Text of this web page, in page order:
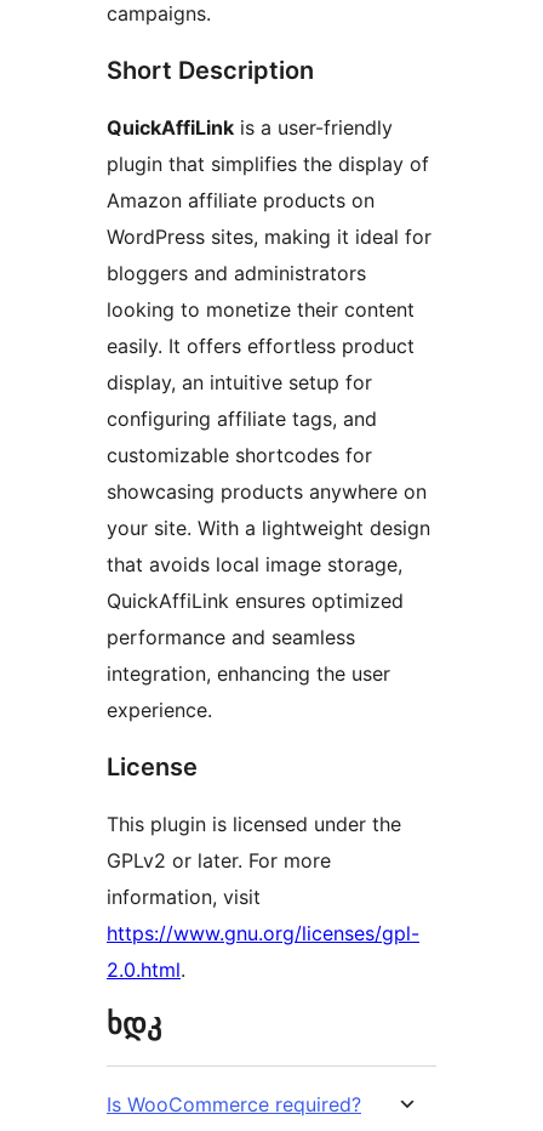
campaigns.
Short Description
QuickAffiLink is a user-friendly
plugin that simplifies the display of
Amazon affiliate products on
WordPress sites, making it ideal for
bloggers and administrators
looking to monetize their content
easily. It offers effortless product
display, an intuitive setup for
configuring affiliate tags, and
customizable shortcodes for
showcasing products anywhere on
your site. With a lightweight design
that avoids local image storage,
QuickAffiLink ensures optimized
performance and seamless
integration, enhancing the user
experience.
License
This plugin is licensed under the
GPLv2 or later. For more
information, visit
https://www.gnu.org/licenses/gpl-
2.0.html.
ხდკ
Is WooCommerce required?